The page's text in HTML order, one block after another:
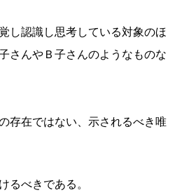
し認識し思考している対象のほ
さんやＢ子さんのようなものな
存在ではない、示されるべき唯
るべきである。